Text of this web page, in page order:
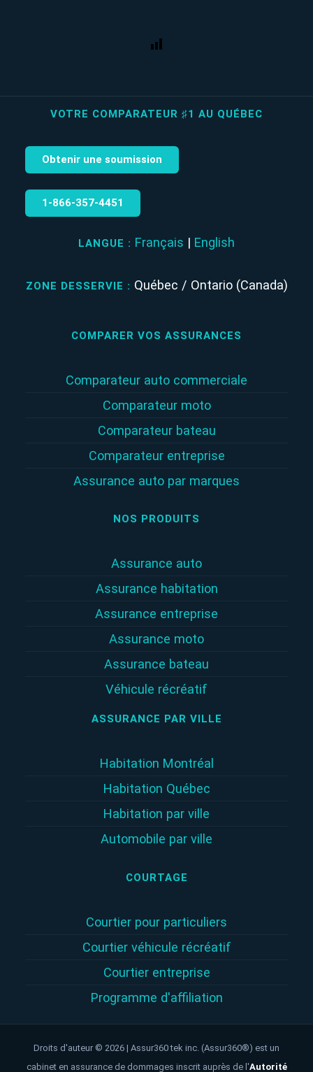
VOTRE COMPARATEUR ♯1 AU QUÉBEC
Obtenir une soumission
1‑866‑357‑4451
LANGUE : Français | English
ZONE DESSERVIE : Québec / Ontario (Canada)
COMPARER VOS ASSURANCES
Comparateur auto commerciale
Comparateur moto
Comparateur bateau
Comparateur entreprise
Assurance auto par marques
NOS PRODUITS
Assurance auto
Assurance habitation
Assurance entreprise
Assurance moto
Assurance bateau
Véhicule récréatif
ASSURANCE PAR VILLE
Habitation Montréal
Habitation Québec
Habitation par ville
Automobile par ville
COURTAGE
Courtier pour particuliers
Courtier véhicule récréatif
Courtier entreprise
Programme d'affiliation
Droits d'auteur © 2026 | Assur360 tek inc. (Assur360®) est un
cabinet en assurance de dommages inscrit auprès de l'Autorité